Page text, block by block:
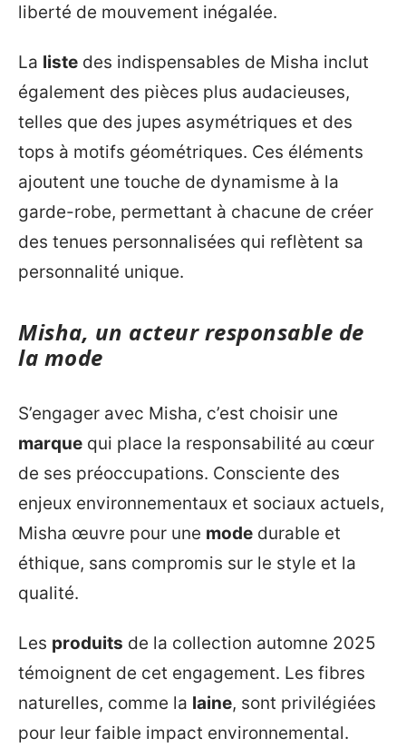
liberté de mouvement inégalée.
La liste des indispensables de Misha inclut
également des pièces plus audacieuses,
telles que des jupes asymétriques et des
tops à motifs géométriques. Ces éléments
ajoutent une touche de dynamisme à la
garde-robe, permettant à chacune de créer
des tenues personnalisées qui reflètent sa
personnalité unique.
Misha, un acteur responsable de
la mode
S’engager avec Misha, c’est choisir une
marque qui place la responsabilité au cœur
de ses préoccupations. Consciente des
enjeux environnementaux et sociaux actuels,
Misha œuvre pour une mode durable et
éthique, sans compromis sur le style et la
qualité.
Les produits de la collection automne 2025
témoignent de cet engagement. Les fibres
naturelles, comme la laine, sont privilégiées
pour leur faible impact environnemental.